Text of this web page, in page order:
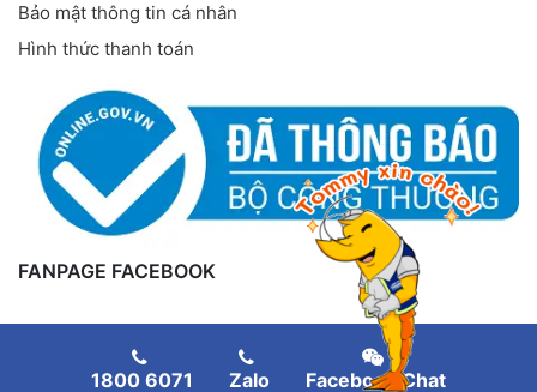
Bảo mật thông tin cá nhân
Hình thức thanh toán
FANPAGE FACEBOOK
1800 6071 Zalo Facebook Chat